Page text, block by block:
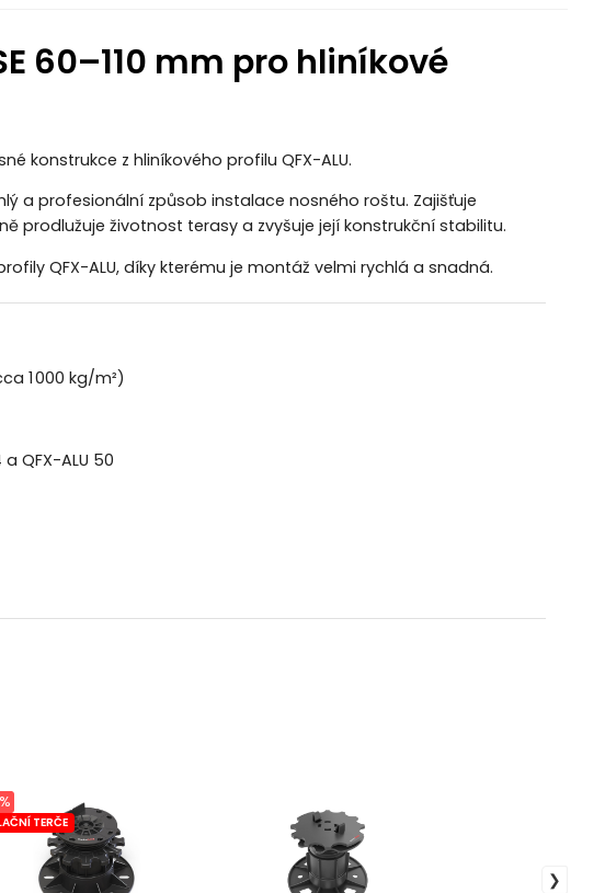
60–110 mm pro hliníkové
konstrukce z hliníkového profilu QFX-ALU.
a profesionální způsob instalace nosného roštu. Zajišťuje
prodlužuje životnost terasy a zvyšuje její konstrukční stabilitu.
QFX-ALU, díky kterému je montáž velmi rychlá a snadná.
1 000 kg/m²)
a QFX-ALU 50
TERČE